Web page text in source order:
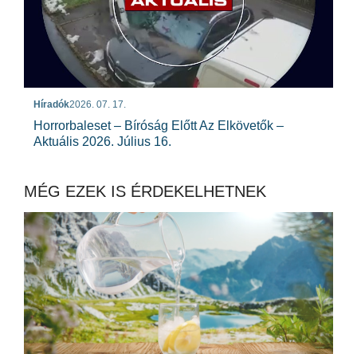
Híradók2026. 07. 17.
Horrorbaleset – Bíróság Előtt Az Elkövetők –
Aktuális 2026. Július 16.
MÉG EZEK IS ÉRDEKELHETNEK